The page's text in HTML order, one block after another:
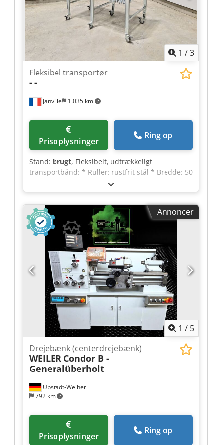
SmartTouch
1 /3
Janville 1.035 km
Fleksibel transportør
--
Prisoplysninger
Ring op
Stand: brugt, Fleksibelt, udtrækkeligt
transportbånd: * Ruller: rustfrit stål * Bredde: 50
cm * Minimumslængde: 115 cm * Maksimal
længde: 300 cm Crjdpfx Aoztf I Djipef * Højde:
justerbare fødder (70 cm på billedet)
Annoncer
1 / 5
Ubstadt-Weiher
792 km
Drejebænk (centerdrejebænk)
WEILER Condor B -
Generalüberholt
Prisoplysninger
Ring op